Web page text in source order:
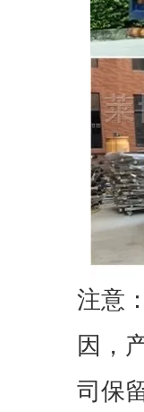
注意
因，
司保